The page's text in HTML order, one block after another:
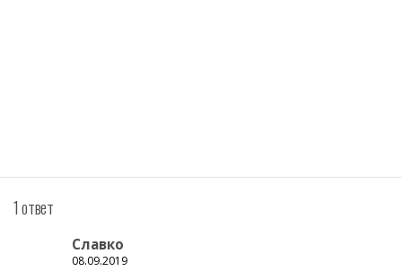
1 ответ
Славко
08.09.2019